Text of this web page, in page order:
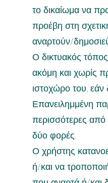
το δικαίωμα να
προέβη στη
αναρτούν/
Ο δικτυακός
ακόμη και χωρίς
ιστοχώρο του,
Επανειλημμένη
περισσότερες από
δύο φορές.
Ο χρήστης
ή/και να